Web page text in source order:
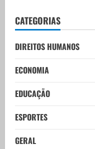
CATEGORIAS
DIREITOS HUMANOS
ECONOMIA
EDUCAÇÃO
ESPORTES
GERAL